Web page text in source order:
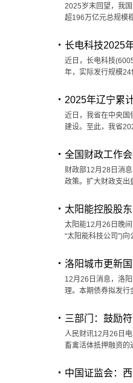
2025岁末回望，我
超196万亿元总规模
长电科技2025
近日，长电科技
年，实际发行规模
2025年辽宁累
近日，我省在中央国
建设。至此，我省
全国财政工作
财政部12月28日消
政策。扩大财政支
太阳能控股股
太阳能12月26日晚
“太阳能科技公司”)
洛阳城市更新
12月26日消息，洛
理。本期债券拟发
三部门：鼓励
人民财讯12月26日
畜禽活体抵押融资
中国证监会：